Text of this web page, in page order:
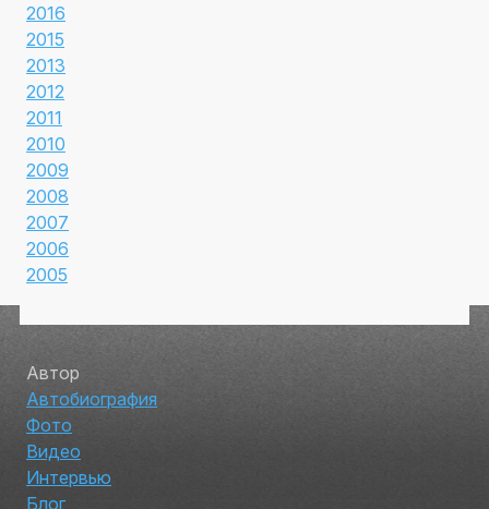
2016
2015
2013
2012
2011
2010
2009
2008
2007
2006
2005
Автор
Автобиография
Фото
Видео
Интервью
Блог